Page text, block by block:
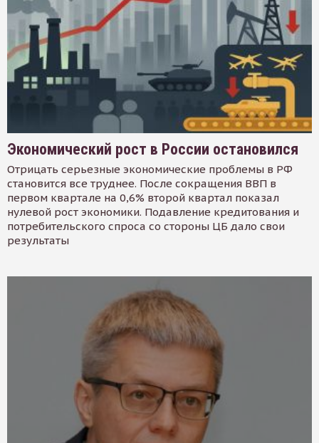
Экономический рост в России остановился
Отрицать серьезные экономические проблемы в РФ
становится все труднее. После сокращения ВВП в
первом квартале на 0,6% второй квартал показал
нулевой рост экономики. Подавление кредитования и
потребительского спроса со стороны ЦБ дало свои
результаты